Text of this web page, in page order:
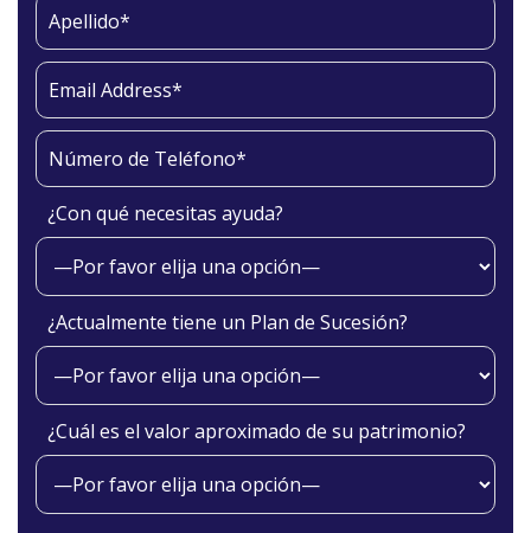
¿Con qué necesitas ayuda?
¿Actualmente tiene un Plan de Sucesión?
¿Cuál es el valor aproximado de su patrimonio?